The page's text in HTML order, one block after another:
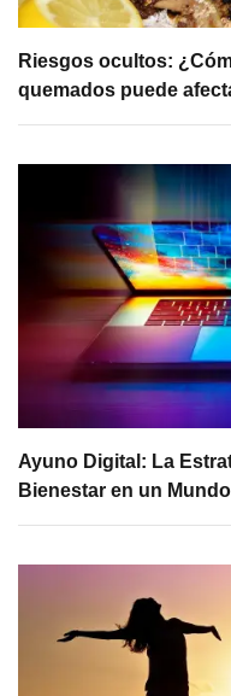
Riesgos ocultos:
quemados puede
Ayuno Digital: La
Bienestar en un